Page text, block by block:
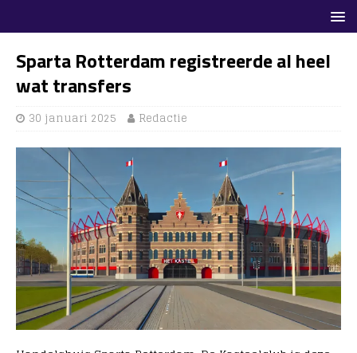
Sparta Rotterdam registreerde al heel
wat transfers
30 januari 2025 Redactie